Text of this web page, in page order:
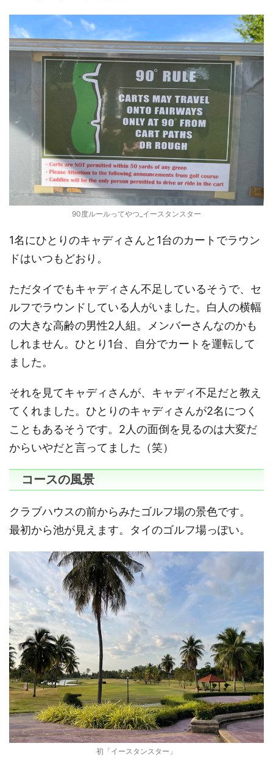
90度ルールってやつ_イースタンスター
1名にひとりのキャディさんと1台のカートでラウン
ドはいつもどおり。
ただタイでもキャディさん不足しているそうで、セ
ルフでラウンドしている人がいました。白人の横幅
の大きな高齢の男性2人組。メンバーさんなのかも
しれません。ひとり1台、自分でカートを運転して
ました。
それを見てキャディさんが、キャディ不足だと教え
てくれました。ひとりのキャディさんが2名につく
こともあるそうです。2人の面倒を見るのは大変だ
からいやだと言ってました（笑）
コースの風景
クラブハウスの前からみたゴルフ場の景色です。
最初から池が見えます。タイのゴルフ場っぽい。
初「イースタンスター」